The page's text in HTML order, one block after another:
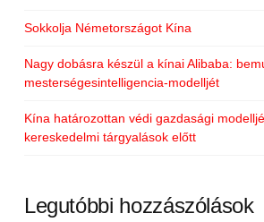
Sokkolja Németországot Kína
Nagy dobásra készül a kínai Alibaba:
mesterségesintelligencia-modelljét
Kína határozottan védi gazdasági
kereskedelmi tárgyalások előtt
Legutóbbi hozzászólások